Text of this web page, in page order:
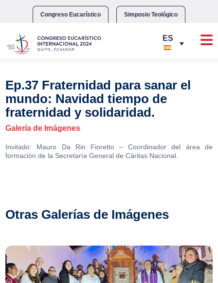
Congreso Eucarístico Simposio Teológico
Ep.37 Fraternidad para sanar el
mundo: Navidad tiempo de
fraternidad y solidaridad.
Galería de Imágenes
Invitado: Mauro Da Rin Fioretto – Coordinador del área de
formación de la Secretaría General de Cáritas Nacional.
Otras Galerías de Imágenes